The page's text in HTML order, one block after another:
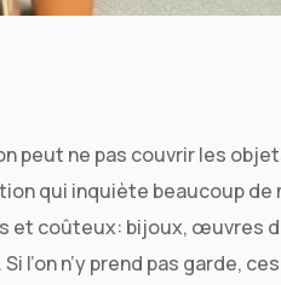
peut ne pas couvrir les
qui inquiète beaucoup de
et coûteux: bijoux, œuvres
l’on n’y prend pas garde,